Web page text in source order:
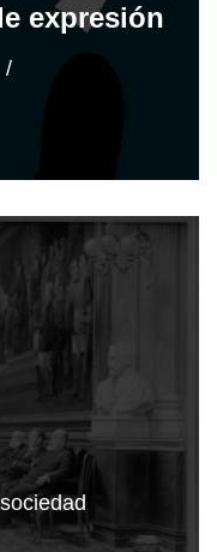
expresión
sociedad